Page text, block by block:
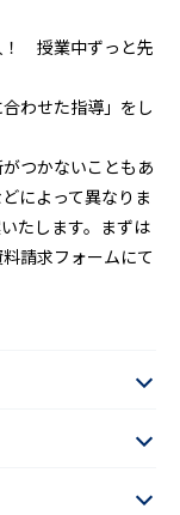
！ 授業中ずっと先
わせた指導」をし
つかないこともあ
によって異なりま
たします。まずは
請求フォームにて